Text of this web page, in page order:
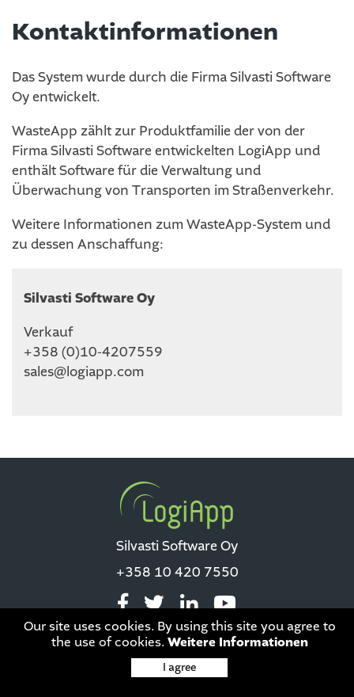
Our site uses cookies. By using this site you agree to
the use of cookies. Weitere Informationen
I agree
Kontaktinformationen
Das System wurde durch die Firma Silvasti Software
Oy entwickelt.
WasteApp zählt zur Produktfamilie der von der
Firma Silvasti Software entwickelten LogiApp und
enthält Software für die Verwaltung und
Überwachung von Transporten im Straßenverkehr.
Weitere Informationen zum WasteApp-System und
zu dessen Anschaffung:
Silvasti Software Oy
Verkauf
+358 (0)10-4207559
sales@logiapp.com
Silvasti Software Oy
+358 10 420 7550
This site is protected by reCAPTCHA and the Google
and Terms of Service